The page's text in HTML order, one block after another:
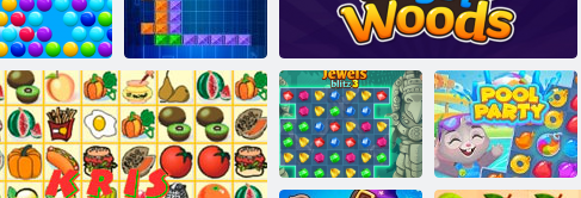
Aquablitz 2
Bulles smarty Tentrix